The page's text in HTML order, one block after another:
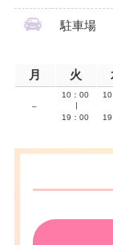
駐車場
月 火
–
10：00
19：00